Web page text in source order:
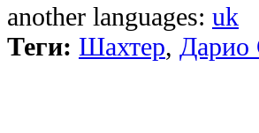
another languages: uk
Теги: Шахтер, Дарио